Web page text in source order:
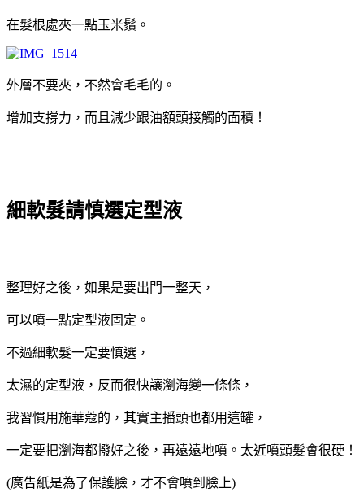
在髮根處夾一點玉米鬚。
外層不要夾，不然會毛毛的。
增加支撐力，而且減少跟油額頭接觸的面積！
細軟髮請慎選定型液
整理好之後，如果是要出門一整天，
可以噴一點定型液固定。
不過細軟髮一定要慎選，
太濕的定型液，反而很快讓瀏海變一條條，
我習慣用施華蔻的，其實主播頭也都用這罐，
一定要把瀏海都撥好之後，再遠遠地噴。太近噴頭髮會很硬！
(廣告紙是為了保護臉，才不會噴到臉上)